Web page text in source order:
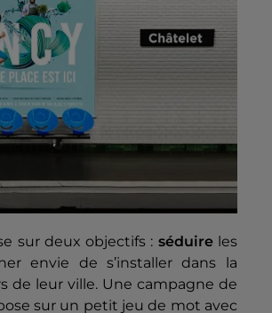
sur deux objectifs : séduireles
envie de s’installer dans la
de leur ville. Une campagne de
sur un petit jeu de mot avec